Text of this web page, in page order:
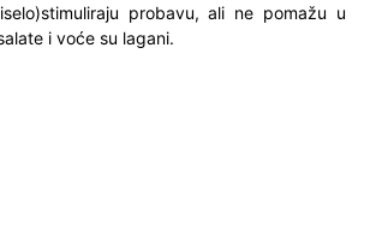
probavu, ali ne pomažu u
i voće su lagani.